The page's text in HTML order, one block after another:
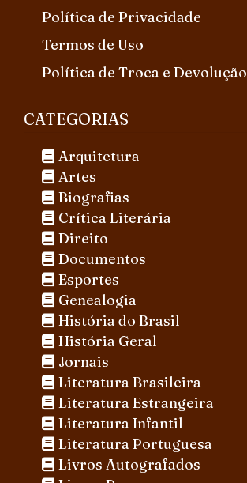
Política de Privacidade
Termos de Uso
Política de Troca e Devolução
CATEGORIAS
Arquitetura
Artes
Biografias
Crítica Literária
Direito
Documentos
Esportes
Genealogia
História do Brasil
História Geral
Jornais
Literatura Brasileira
Literatura Estrangeira
Literatura Infantil
Literatura Portuguesa
Livros Autografados